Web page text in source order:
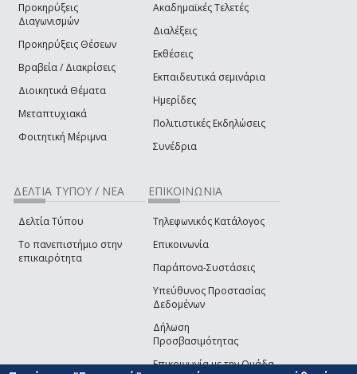
Προκηρύξεις
Διαγωνισμών
Προκηρύξεις Θέσεων
Βραβεία / Διακρίσεις
Διοικητικά Θέματα
Μεταπτυχιακά
Φοιτητική Μέριμνα
Ακαδημαϊκές Τελετές
Διαλέξεις
Εκθέσεις
Εκπαιδευτικά σεμινάρια
Ημερίδες
Πολιτιστικές Εκδηλώσεις
Συνέδρια
ΔΕΛΤΙΑ ΤΥΠΟΥ / ΝΕΑ
Δελτία Τύπου
Το πανεπιστήμιο στην
επικαιρότητα
ΕΠΙΚΟΙΝΩΝΙΑ
Τηλεφωνικός Κατάλογος
Επικοινωνία
Παράπονα-Συστάσεις
Υπεύθυνος Προστασίας
Δεδομένων
Δήλωση
Προσβασιμότητας
Επικοινωνία με την Ομάδα